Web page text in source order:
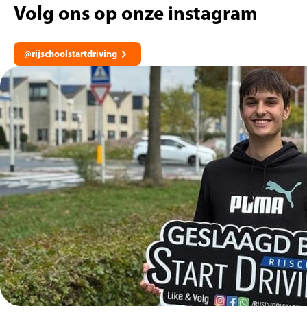
Volg ons op onze instagram
@rijschoolstartdriving